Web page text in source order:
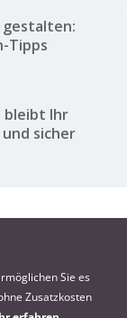
gestalten:
Tipps
bleibt Ihr
sicher
Sie es
Zusatzkosten